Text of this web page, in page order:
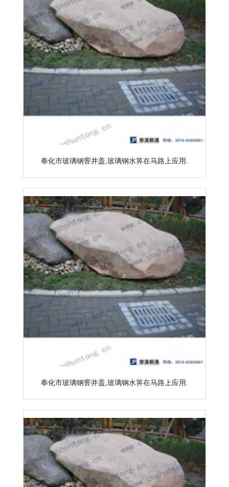
奉化市玻璃钢窨井盖,玻璃钢水箅在马路上应用.
奉化市玻璃钢窨井盖,玻璃钢水箅在马路上应用.